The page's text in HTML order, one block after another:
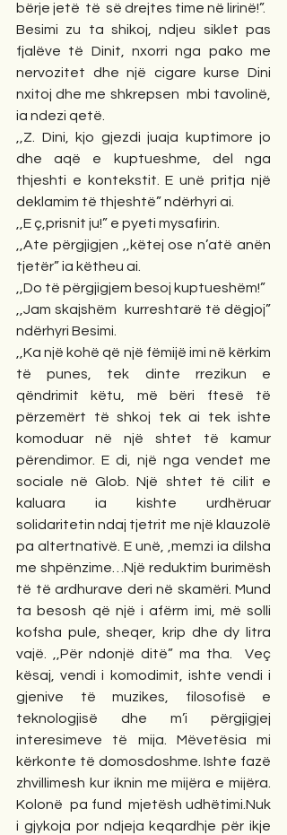
bërje jetë  të  së drejtes time në lirinë!”.
Besimi zu ta shikoj, ndjeu siklet pas
fjalëve të Dinit, nxorri nga pako me
nervozitet dhe një cigare kurse Dini
nxitoj dhe me shkrepsen  mbi tavolinë,
ia ndezi qetë.
,,Z. Dini, kjo gjezdi juaja kuptimore jo
dhe aqë e kuptueshme, del nga
thjeshti e kontekstit. E unë pritja një
deklamim të thjeshtë” ndërhyri ai.
,,E ç,prisnit ju!” e pyeti mysafirin.
,,Ate përgjigjen ,,këtej ose n’atë anën
tjetër” ia këtheu ai.
,,Do të përgjigjem besoj kuptueshëm!”
,,Jam skajshëm  kurreshtarë të dëgjoj”
ndërhyri Besimi.
,,Ka një kohë që një fëmijë imi në kërkim
të punes, tek dinte rrezikun e
qëndrimit këtu, më bëri ftesë të
përzemërt të shkoj tek ai tek ishte
komoduar në një shtet të kamur
përendimor. E di, një nga vendet me
sociale në Glob. Një shtet të cilit e
kaluara ia kishte urdhëruar
solidaritetin ndaj tjetrit me një klauzolë
pa altertnativë. E unë, ,memzi ia dilsha
me shpënzime…Një reduktim burimësh
të të ardhurave deri në skamëri. Mund
ta besosh që një i afërm imi, më solli
kofsha pule, sheqer, krip dhe dy litra
vajë. ,,Për ndonjë ditë” ma tha.  Veç
kësaj, vendi i komodimit, ishte vendi i
gjenive të muzikes, filosofisë e
teknologjisë dhe m’i përgjigjej
interesimeve të mija. Mëvetësia mi
kërkonte të domosdoshme. Ishte fazë
zhvillimesh kur iknin me mijëra e mijëra.
Kolonë  pa fund  mjetësh udhëtimi.Nuk
i gjykoja por ndjeja keqardhje për ikje